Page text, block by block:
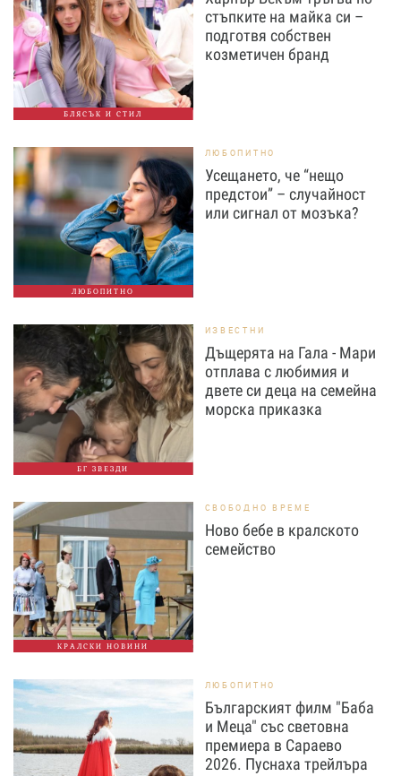
БЛЯСЪК И СТИЛ
стъпките на майка си –
подготвя собствен
козметичен бранд
ЛЮБОПИТНО
ЛЮБОПИТНО
Усещането, че “нещо
предстои” – случайност
или сигнал от мозъка?
БГ ЗВЕЗДИ
ИЗВЕСТНИ
Дъщерята на Гала - Мари
отплава с любимия и
двете си деца на семейна
морска приказка
КРАЛСКИ НОВИНИ
СВОБОДНО ВРЕМЕ
Ново бебе в кралското
семейство
ЛЮБОПИТНО
Българският филм "Баба
и Меца" със световна
премиера в Сараево
2026. Пуснаха трейлъра